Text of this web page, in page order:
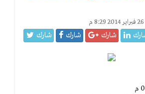
26 فبراير 2014 8:29 م
شارك شارك شارك